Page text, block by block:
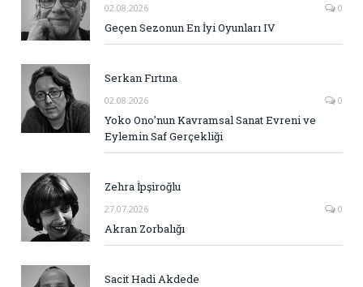
02.08.2026 0
Geçen Sezonun En İyi Oyunları IV
Serkan Fırtına
02.08.2026 0
Yoko Ono’nun Kavramsal Sanat Evreni ve
Eylemin Saf Gerçekliği
Zehra İpşiroğlu
27.07.2026 0
Akran Zorbalığı
Sacit Hadi Akdede